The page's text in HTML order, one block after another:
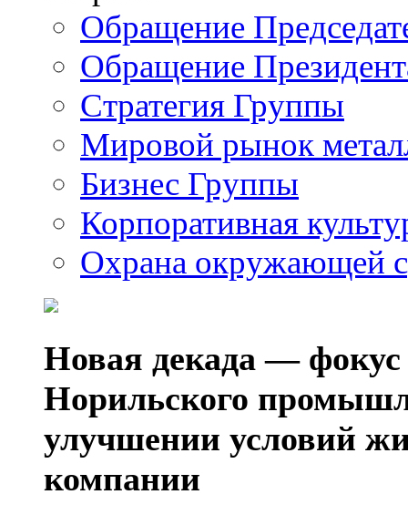
Обращение
Обращение
Стратегия Группы
Мировой рынок
Бизнес Группы
Корпоративная
Охрана окружающей
Новая декада — фокус
Норильского
улучшении условий
компании